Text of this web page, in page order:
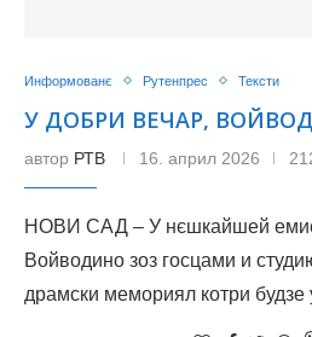
Информованє Рутенпрес Тексти
У ДОБРИ ВЕЧАР,
автор РТВ 16. април 2026
НОВИ САД – У нєшкайшей
Войводино зоз госцами и
драмски мемориял котри